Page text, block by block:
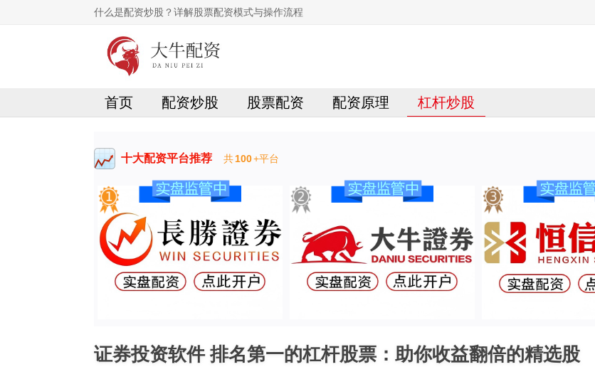
什么是配资炒股？详解股票配资模式与操作流程
首页 配资炒股 股票配资 配资原理 杠杆炒股
十大配资平台推荐 共100+平台
证券投资软件 排名第一的杠杆股票：助你收益翻倍的精选股